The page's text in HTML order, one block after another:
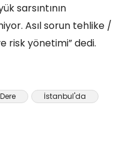
sarsıntının
Asıl sorun tehlike /
risk yönetimi” dedi.
Dere
İstanbul'da